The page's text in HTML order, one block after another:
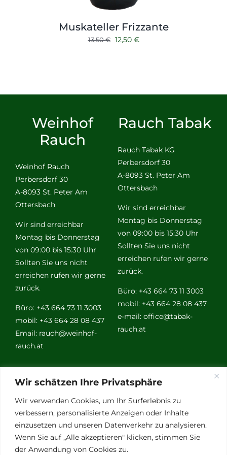
Wir schätzen Ihre Privatsphäre
Wir verwenden Cookies, um Ihr Surferlebnis zu
verbessern, personalisierte Anzeigen oder Inhalte
einzusetzen und unseren Datenverkehr zu analysieren.
Wenn Sie auf „Alle akzeptieren" klicken, stimmen Sie
der Anwendung von Cookies zu.
Muskateller Frizzante
13,50€ Ursprünglicher
12,50 €Aktueller
Weinhof
Rauch
Weinhof Rauch
Perbersdorf 30
A-8093 St. Peter Am
Ottersbach
Wir sind erreichbar
Montag bis Donnerstag
von 09:00 bis 15:30 Uhr
Sollten Sie uns nicht
erreichen rufen wir gerne
zurück.
Büro: +43 664 73 11 3003
mobil: +43 664 28 08 437
Email: rauch@weinhof-
rauch.at
Rauch Tabak
Rauch Tabak KG
Perbersdorf 30
A-8093 St. Peter Am
Ottersbach
Wir sind erreichbar
Montag bis Donnerstag
von 09:00 bis 15:30 Uhr
Sollten Sie uns nicht
erreichen rufen wir gerne
zurück.
Büro: +43 664 73 11 3003
mobil: +43 664 28 08 437
e-mail: office@tabak-
rauch.at
Weitere
Links
Vino Vitalis
Ottersbachtal
Partnerbetriebe